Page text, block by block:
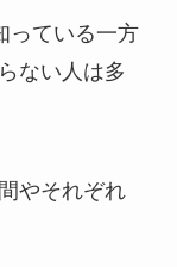
っている一方
ない人は多
やそれぞれ